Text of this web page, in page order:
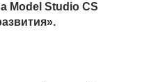
Model Studio CS